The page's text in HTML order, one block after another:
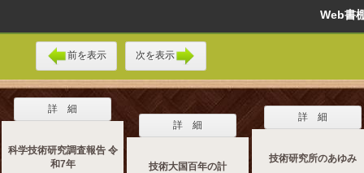
Web
前を表示 次を表示
詳 細
科学技術研究調査報告 令
和7年
詳 細
技術大国百年の計
詳 細
技術研究所のあゆみ